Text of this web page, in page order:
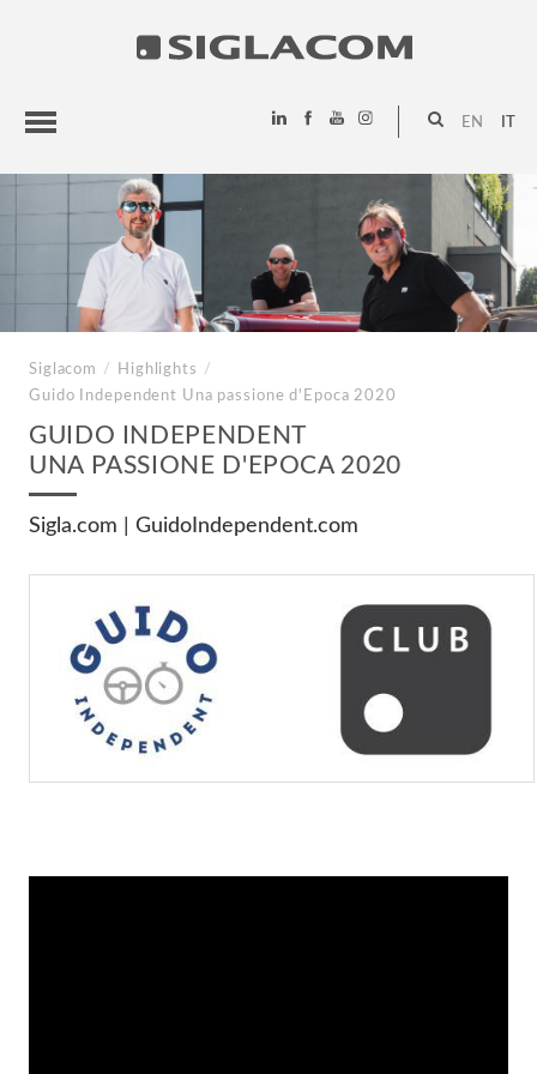
EN
HIGHLIGHTS
SIGLACOM
Siglacom / Highlights
/
Guido Independent Una passione d'Epoca 2020
GUIDO INDEPENDENT
UNA PASSIONE D'EPOCA 2020
Sigla.com | GuidoIndependent.com